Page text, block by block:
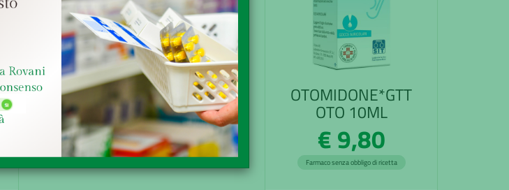
OTOMIDONE*GTT
OTO 10ML
€ 9,80
Farmaco senza obbligo di ricetta